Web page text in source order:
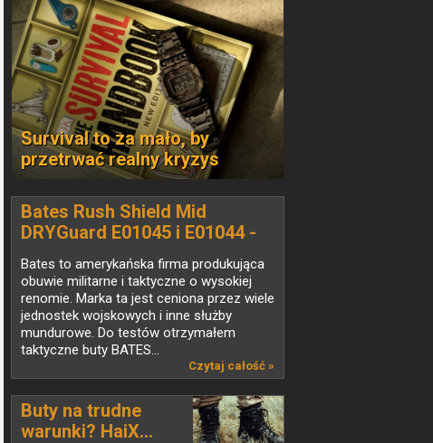
Survival to za mało, by
przetrwać realny kryzys
Bates Rush Shield Mid
DRYGuard E01045 i E01044 -
buty taktyczne do miasta
Bates to amerykańska firma produkująca
obuwie militarne i taktyczne o wysokiej
renomie. Marka ta jest ceniona przez wiele
jednostek wojskowych i inne służby
mundurowe. Do testów otrzymałem
taktyczne buty BATES...
Czytaj całość »
Buty na trudne
warunki? HaiX...